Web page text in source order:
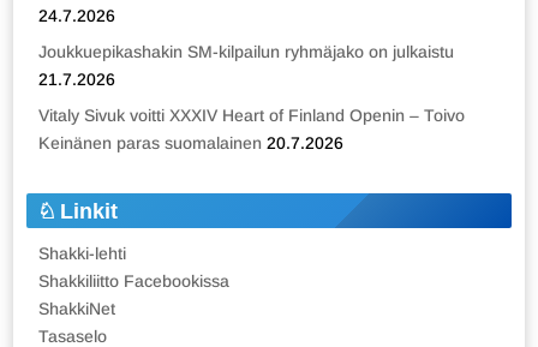
24.7.2026
Joukkuepikashakin SM-kilpailun ryhmäjako on julkaistu
21.7.2026
Vitaly Sivuk voitti XXXIV Heart of Finland Openin – Toivo
Keinänen paras suomalainen 20.7.2026
Linkit
Shakki-lehti
Shakkiliitto Facebookissa
ShakkiNet
Tasaselo